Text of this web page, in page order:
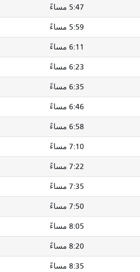
5:47 مساءً
5:59 مساءً
6:11 مساءً
6:23 مساءً
6:35 مساءً
6:46 مساءً
6:58 مساءً
7:10 مساءً
7:22 مساءً
7:35 مساءً
7:50 مساءً
8:05 مساءً
8:20 مساءً
8:35 مساءً